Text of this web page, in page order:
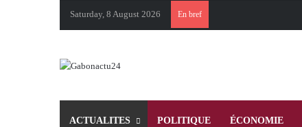
Saturday, 8 August 2026 En bref
ACTUALITES POLITIQUE ÉCONOMIE